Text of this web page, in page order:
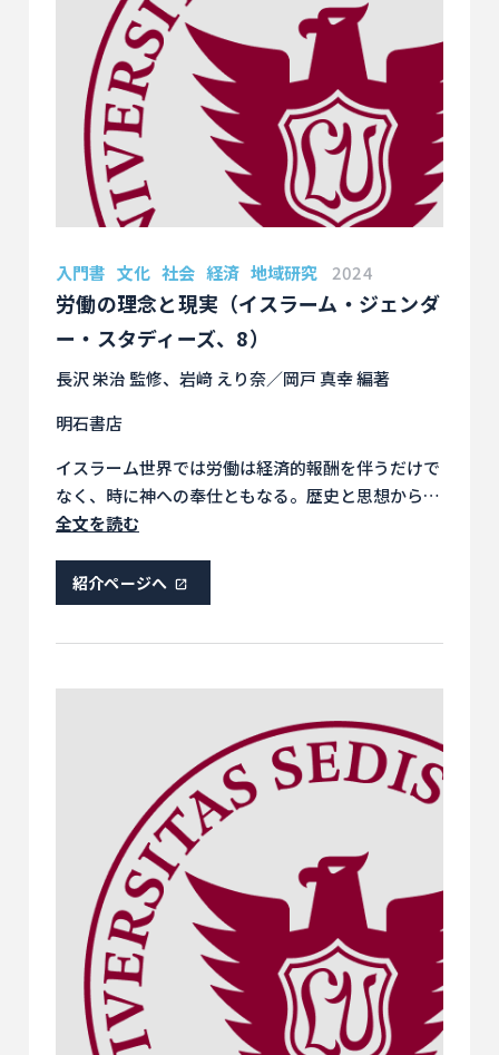
入門書 文化 社会 経済 地域研究 2024
労働の理念と現実（イスラーム・ジェンダ
ー・スタディーズ、8）
長沢 栄治 監修、岩﨑 えり奈／岡戸 真幸 編著
明石書店
イスラーム世界では労働は経済的報酬を伴うだけで
なく、時に神への奉仕ともなる。歴史と思想からそ
の労働観を紐解きつつ現実生活における男女の多様
人間らしく働ける社会に向け「労働」の意味を問い
直す一冊。
全文を読む
紹介ページへ